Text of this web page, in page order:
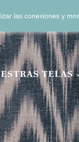
las conexiones y
04 11 00
TELAS